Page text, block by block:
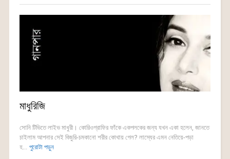
মাধুরিজি
সোনি টিভিতে লাইভ মাধুরী। কোরিওগ্রাফির ফাঁকে একপলকের জন্য যখন একা হলেন, জানতে
চাইলাম আপনার সেই বিজুরি-চমকানো শরীর কোথায় গেল? লাস্যের এমন নেতিয়ে-পড়া
হ... পুরোটা পড়ুন